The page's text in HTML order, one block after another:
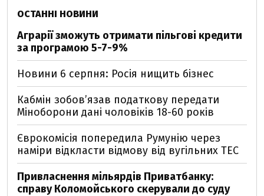
ОСТАННІ НОВИНИ
Аграрії зможуть отримати пільгові кредити
за програмою 5-7-9%
Новини 6 серпня: Росія нищить бізнес
Кабмін зобовʼязав податкову передати
Міноборони дані чоловіків 18-60 років
Єврокомісія попередила Румунію через
наміри відкласти відмову від вугільних ТЕС
Привласнення мільярдів Приватбанку:
справу Коломойського скерували до суду